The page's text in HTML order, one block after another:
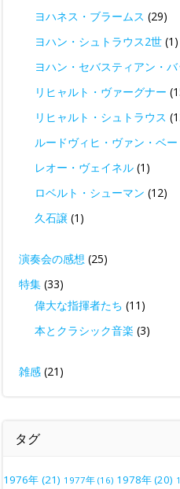
ヨハネス・ブラームス (29)
ヨハン・シュトラウス2世 (1)
ヨハン・セバスティアン・バ
リヒャルト・ヴァーグナー
リヒャルト・シュトラウス
ルードヴィヒ・ヴァン・ベ
レオー・ヴェイネル (1)
ロベルト・シューマン (12)
久石譲 (1)
演奏会の感想 (25)
特集 (33)
偉大な指揮者たち (11)
本とクラシック音楽 (3)
雑感 (21)
タグ
1976年 (21) 1977年 (16) 1978年(20)